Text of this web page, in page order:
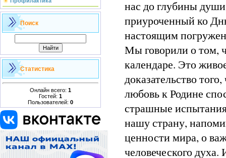
Поиск
Статистика
Онлайн всего: 1
Гостей: 1
Пользователей: 0
нас до глубины
приуроченный ко
настоящим
Мы говорили о том,
календаре. Это
доказательство
любовь к Родине
страшные
нашу страну,
ценности мира, о
человеческого